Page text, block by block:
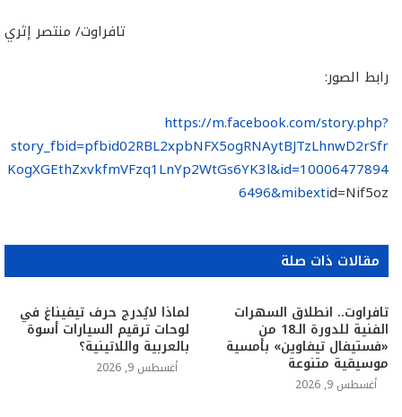
تافراوت/ منتصر إثري
رابط الصور:
https://m.facebook.com/story.php?
story_fbid=pfbid02RBL2xpbNFX5ogRNAytBJTzLhnwD2rSfr
KogXGEthZxvkfmVFzq1LnYp2WtGs6YK3l&id=10006477894
6496&mibextid=Nif5oz
مقالات ذات صلة
تافراوت.. انطلاق السهرات
الفنية للدورة الـ18 من
«فستيفال تيفاوين» بأمسية
موسيقية متنوعة
أغسطس 9, 2026
لماذا لايُدرج حرف تيفيناغ في
لوحات ترقيم السيارات أسوة
بالعربية واللاتينية؟
أغسطس 9, 2026